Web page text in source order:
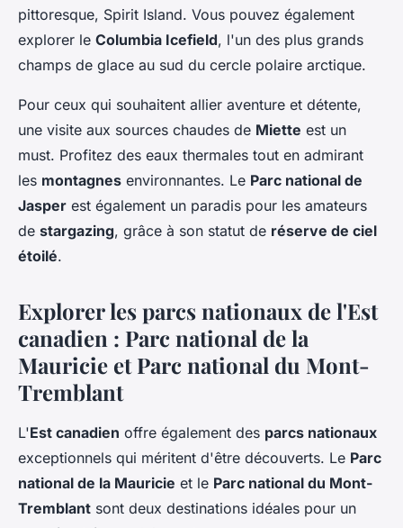
pittoresque, Spirit Island. Vous pouvez également
explorer le Columbia Icefield, l'un des plus grands
champs de glace au sud du cercle polaire arctique.
Pour ceux qui souhaitent allier aventure et détente,
une visite aux sources chaudes de Miette est un
must. Profitez des eaux thermales tout en admirant
les montagnes environnantes. Le Parc national de
Jasper est également un paradis pour les amateurs
de stargazing, grâce à son statut de réserve de ciel
étoilé.
Explorer les parcs nationaux de l'Est
canadien : Parc national de la
Mauricie et Parc national du Mont-
Tremblant
L'Est canadien offre également des parcs nationaux
exceptionnels qui méritent d'être découverts. Le Parc
national de la Mauricie et le Parc national du Mont-
Tremblant sont deux destinations idéales pour un